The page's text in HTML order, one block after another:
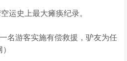
史上最大瘫痪纪录。
游客实施有偿救援，驴友为任